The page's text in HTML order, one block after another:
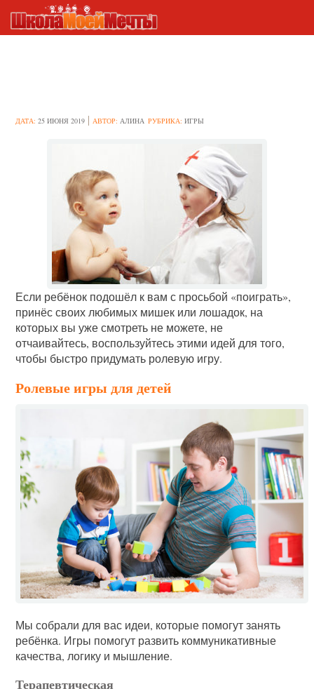
ДАТА:25 ИЮНЯ 2019 АВТОР:АЛИНА РУБРИКА:ИГРЫ
Если ребёнок подошёл к вам с просьбой «поиграть»,
принёс своих любимых мишек или лошадок, на
которых вы уже смотреть не можете, не
отчаивайтесь, воспользуйтесь этими идей для того,
чтобы быстро придумать ролевую игру.
Ролевые игры для детей
Мы собрали для вас идеи, которые помогут занять
ребёнка. Игры помогут развить коммуникативные
качества, логику и мышление.
Терапевтическая